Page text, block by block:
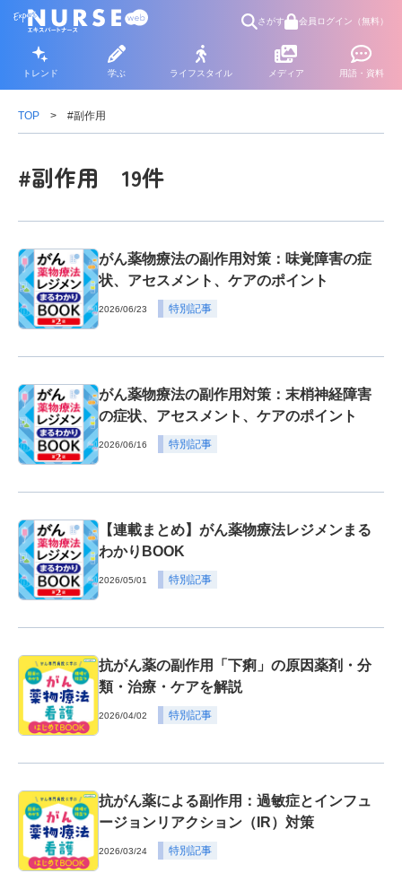
さがす 会員ログイン（無料）
トレンド 学ぶ ライフスタイル メディア 用語・資料
TOP #副作用
#副作用 19件
がん薬物療法の副作用対策：味覚障害の症
状、アセスメント、ケアのポイント
2026/06/23 特別記事
がん薬物療法の副作用対策：末梢神経障害
の症状、アセスメント、ケアのポイント
2026/06/16 特別記事
【連載まとめ】がん薬物療法レジメンまる
わかりBOOK
2026/05/01 特別記事
抗がん薬の副作用「下痢」の原因薬剤・分
類・治療・ケアを解説
2026/04/02 特別記事
抗がん薬による副作用：過敏症とインフュ
ージョンリアクション（IR）対策
2026/03/24 特別記事